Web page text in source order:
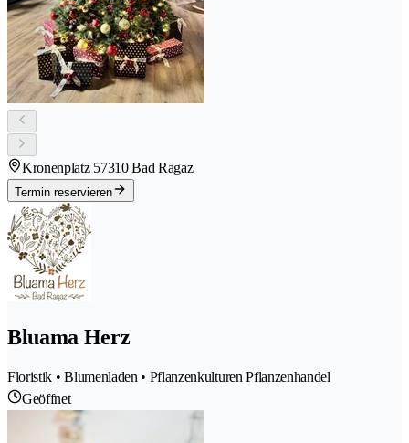
Kronenplatz 57310 Bad Ragaz
Termin reservieren
Bluama Herz
Floristik • Blumenladen • Pflanzenkulturen Pflanzenhandel
Geöffnet